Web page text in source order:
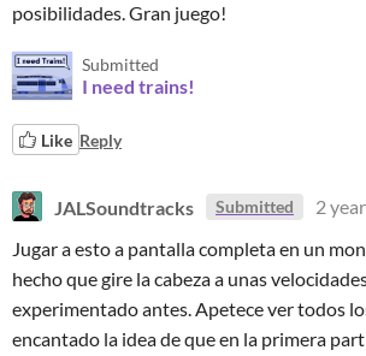
posibilidades. Gran juego!
Submitted
I need trains!
Like Reply
JALSoundtracks Submitted 2
Jugar a esto a pantalla completa en un
hecho que gire la cabeza a unas
experimentado antes. Apetece ver todos
encantado la idea de que en la primera